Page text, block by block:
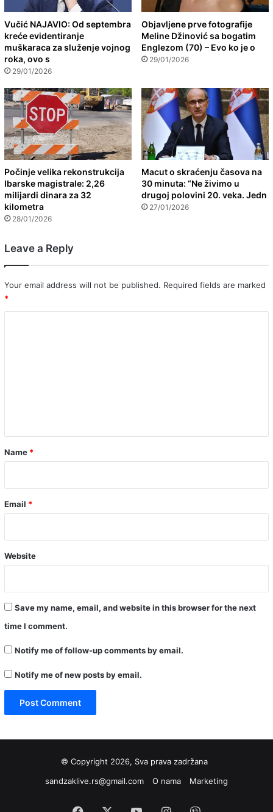
Vučić NAJAVIO: Od septembra
kreće evidentiranje
muškaraca za služenje vojnog
roka, ovo s
29/01/2026
Objavljene prve fotografije
Meline Džinović sa bogatim
Englezom (70) – Evo ko je o
29/01/2026
Počinje velika rekonstrukcija
Ibarske magistrale: 2,26
milijardi dinara za 32
kilometra
28/01/2026
Macut o skraćenju časova na
30 minuta: “Ne živimo u
drugoj polovini 20. veka. Jedn
27/01/2026
Leave a Reply
Your email address will not be published. Required fields are marked
*
*
Name *
Email *
Website
Save my name, email, and website in this browser for the next
time I comment.
Notify me of follow-up comments by email.
Notify me of new posts by email.
© Copyright 2026, Sva prava zadržana
sandzaklive.rs@gmail.com
O nama Marketing